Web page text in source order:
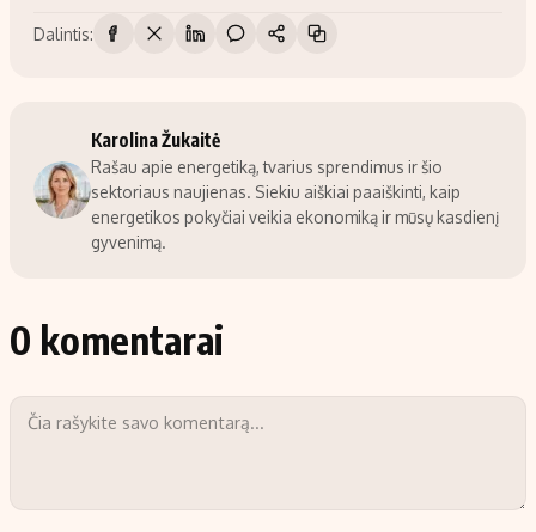
Dalintis:
Karolina Žukaitė
Rašau apie energetiką, tvarius sprendimus ir šio
sektoriaus naujienas. Siekiu aiškiai paaiškinti, kaip
energetikos pokyčiai veikia ekonomiką ir mūsų kasdienį
gyvenimą.
0 komentarai